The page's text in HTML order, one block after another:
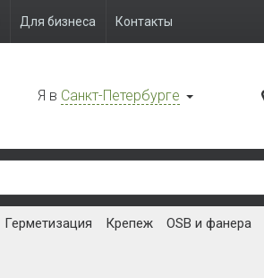
Для бизнеса Контакты
Я в Санкт-Петербурге
Герметизация Крепеж OSB и фанера